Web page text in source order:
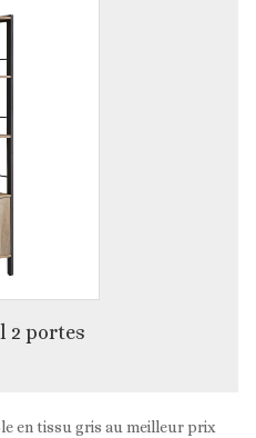
2 portes
en tissu gris au meilleur prix